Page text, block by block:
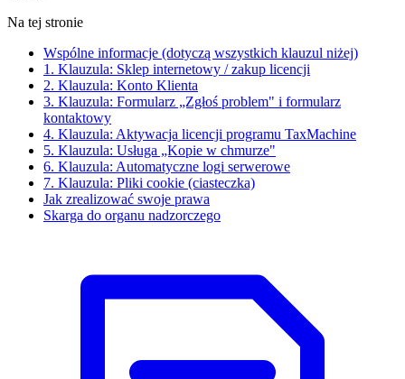
Na tej stronie
Wspólne informacje (dotyczą wszystkich klauzul niżej)
1. Klauzula: Sklep internetowy / zakup licencji
2. Klauzula: Konto Klienta
3. Klauzula: Formularz „Zgłoś problem" i formularz
kontaktowy
4. Klauzula: Aktywacja licencji programu TaxMachine
5. Klauzula: Usługa „Kopie w chmurze"
6. Klauzula: Automatyczne logi serwerowe
7. Klauzula: Pliki cookie (ciasteczka)
Jak zrealizować swoje prawa
Skarga do organu nadzorczego